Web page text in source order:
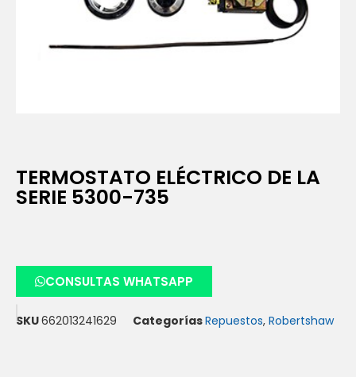
TERMOSTATO ELÉCTRICO DE LA
SERIE 5300-735
CONSULTAS WHATSAPP
SKU662013241629 CategoríasRepuestos, Robertshaw